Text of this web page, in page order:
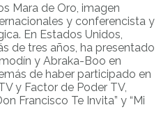
Mara de Oro, imagen
y conferencista y
En Estados Unidos,
de tres años, ha presentado
y Abraka-Boo en
de haber participado en
y Factor de Poder TV,
Francisco Te Invita” y “Mi